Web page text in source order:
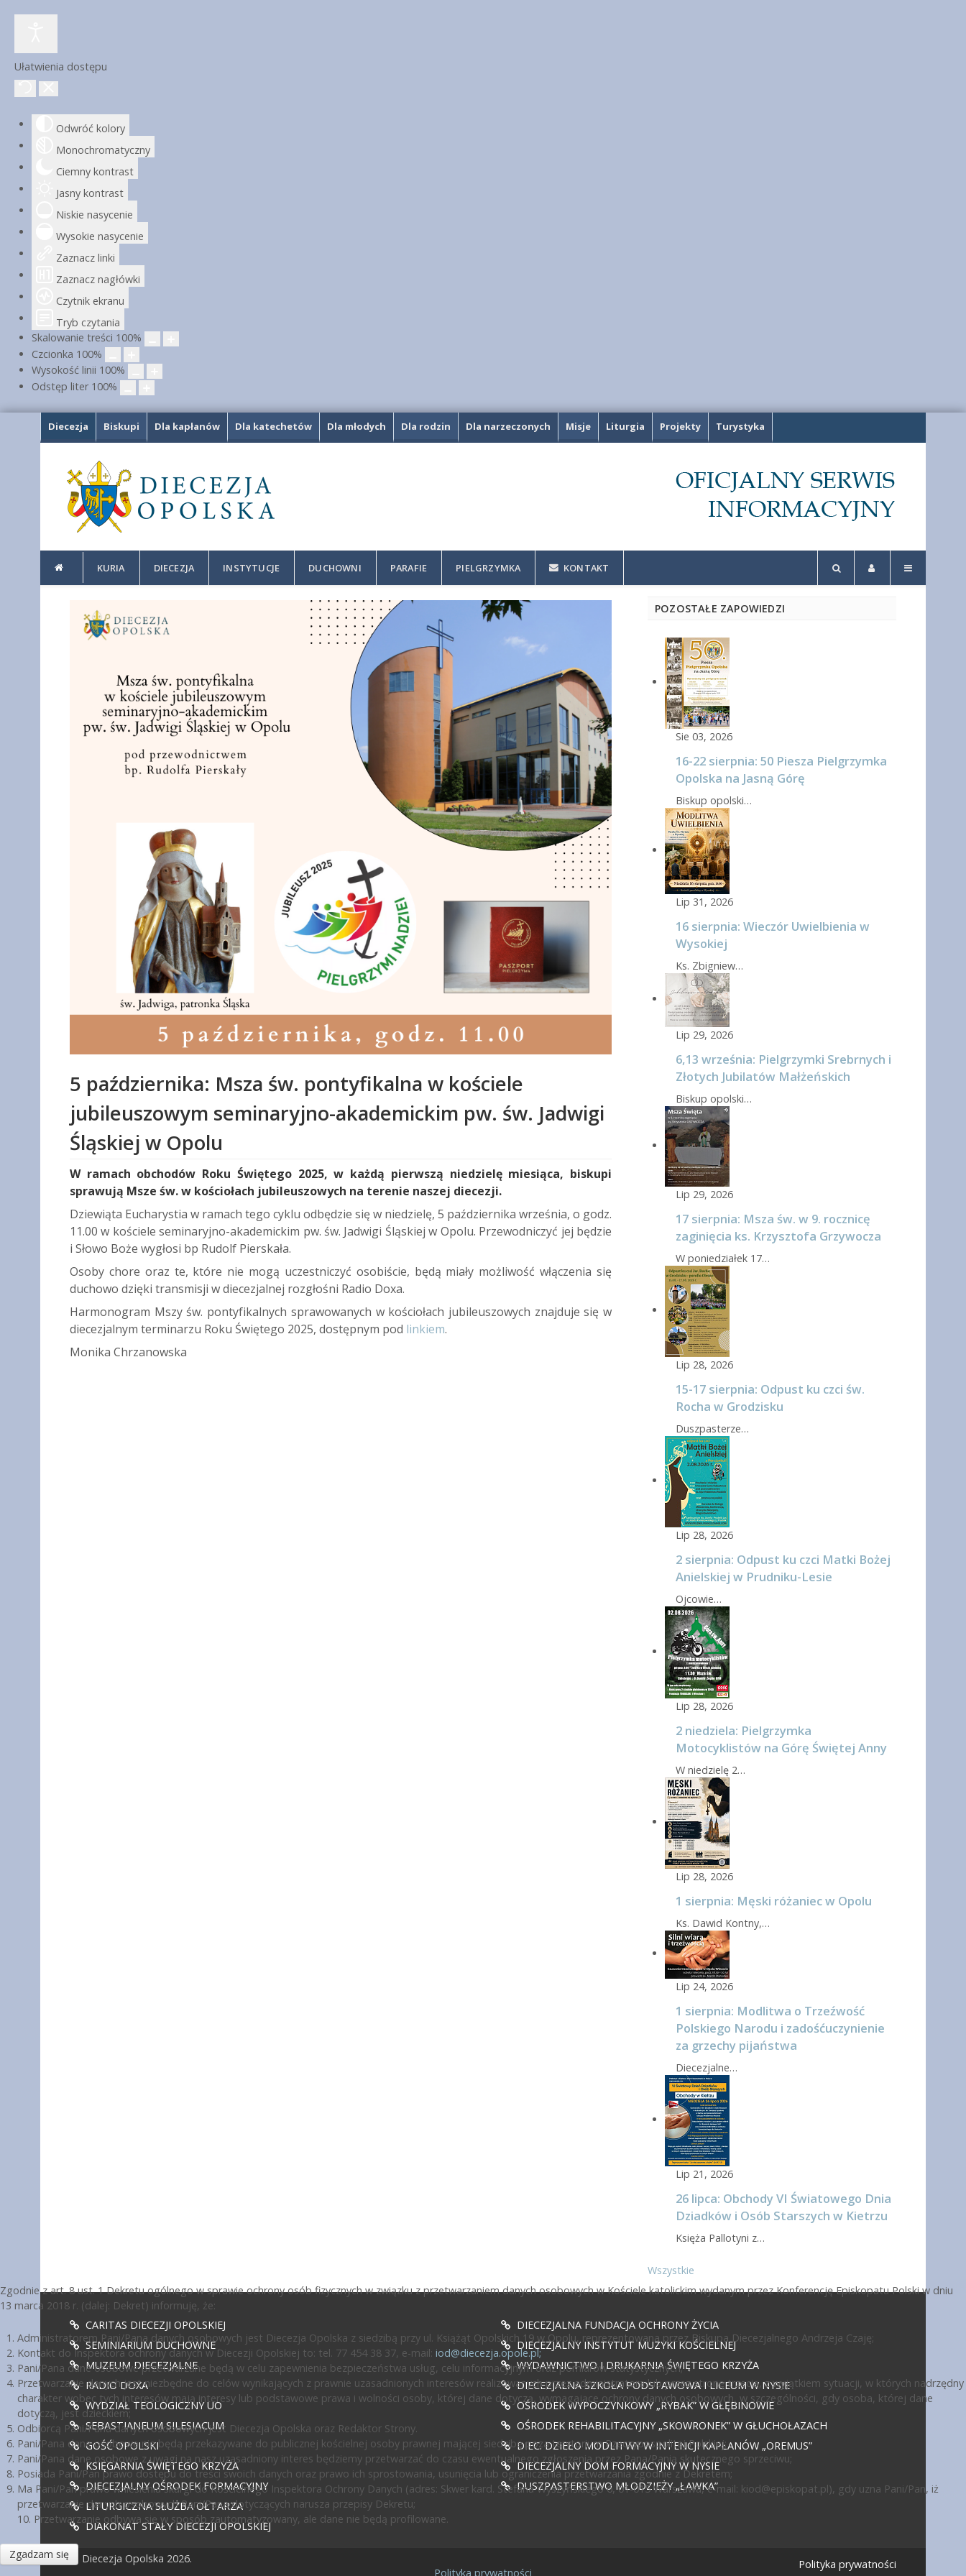
Ułatwienia dostępu
Odwróć kolory
Monochromatyczny
Ciemny kontrast
Jasny kontrast
Niskie nasycenie
Wysokie nasycenie
Zaznacz linki
Zaznacz nagłówki
Czytnik ekranu
Tryb czytania
Skalowanie treści 100%
Czcionka 100%
Wysokość linii 100%
Odstęp liter 100%
Diecezja Biskupi Dla kapłanów Dla katechetów Dla młodych Dla rodzin Dla narzeczonych Misje Liturgia Projekty Turystyka
KURIA DIECEZJA INSTYTUCJE DUCHOWNI PARAFIE PIELGRZYMKA KONTAKT
5 października: Msza św. pontyfikalna w kościele
jubileuszowym seminaryjno-akademickim pw. św. Jadwigi
Śląskiej w Opolu
W ramach obchodów Roku Świętego 2025, w każdą pierwszą niedzielę miesiąca, biskupi
sprawują Msze św. w kościołach jubileuszowych na terenie naszej diecezji.
Dziewiąta Eucharystia w ramach tego cyklu odbędzie się w niedzielę, 5 października września, o godz.
11.00 w kościele seminaryjno-akademickim pw. św. Jadwigi Śląskiej w Opolu. Przewodniczyć jej będzie
i Słowo Boże wygłosi bp Rudolf Pierskała.
Osoby chore oraz te, które nie mogą uczestniczyć osobiście, będą miały możliwość włączenia się
duchowo dzięki transmisji w diecezjalnej rozgłośni Radio Doxa.
Harmonogram Mszy św. pontyfikalnych sprawowanych w kościołach jubileuszowych znajduje się w
diecezjalnym terminarzu Roku Świętego 2025, dostępnym pod linkiem.
Monika Chrzanowska
POZOSTAŁE ZAPOWIEDZI
Sie 03, 2026
16-22 sierpnia: 50 Piesza Pielgrzymka
Opolska na Jasną Górę
Biskup opolski…
Lip 31, 2026
16 sierpnia: Wieczór Uwielbienia w
Wysokiej
Ks. Zbigniew…
Lip 29, 2026
6,13 września: Pielgrzymki Srebrnych i
Złotych Jubilatów Małżeńskich
Biskup opolski…
Lip 29, 2026
17 sierpnia: Msza św. w 9. rocznicę
zaginięcia ks. Krzysztofa Grzywocza
W poniedziałek 17…
Lip 28, 2026
15-17 sierpnia: Odpust ku czci św.
Rocha w Grodzisku
Duszpasterze…
Lip 28, 2026
2 sierpnia: Odpust ku czci Matki Bożej
Anielskiej w Prudniku-Lesie
Ojcowie…
Lip 28, 2026
2 niedziela: Pielgrzymka
Motocyklistów na Górę Świętej Anny
W niedzielę 2…
Lip 28, 2026
1 sierpnia: Męski różaniec w Opolu
Ks. Dawid Kontny,…
Lip 24, 2026
1 sierpnia: Modlitwa o Trzeźwość
Polskiego Narodu i zadośćuczynienie
za grzechy pijaństwa
Diecezjalne…
Lip 21, 2026
26 lipca: Obchody VI Światowego Dnia
Dziadków i Osób Starszych w Kietrzu
Księża Pallotyni z…
Wszystkie
CARITAS DIECEZJI OPOLSKIEJ
SEMINIARIUM DUCHOWNE
MUZEUM DIECEZJALNE
RADIO DOXA
WYDZIAŁ TEOLOGICZNY UO
SEBASTIANEUM SILESIACUM
GOŚĆ OPOLSKI
KSIĘGARNIA ŚWIĘTEGO KRZYŻA
DIECEZJALNY OŚRODEK FORMACYJNY
LITURGICZNA SŁUŻBA OŁTARZA
DIAKONAT STAŁY DIECEZJI OPOLSKIEJ
DIECEZJALNA FUNDACJA OCHRONY ŻYCIA
DIECEZJALNY INSTYTUT MUZYKI KOŚCIELNEJ
WYDAWNICTWO I DRUKARNIA ŚWIĘTEGO KRZYŻA
DIECEZJALNA SZKOŁA PODSTAWOWA I LICEUM W NYSIE
OŚRODEK WYPOCZYNKOWY „RYBAK” W GŁĘBINOWIE
OŚRODEK REHABILITACYJNY „SKOWRONEK” W GŁUCHOŁAZACH
DIEC. DZIEŁO MODLITWY W INTENCJI KAPŁANÓW „OREMUS”
DIECEZJALNY DOM FORMACYJNY W NYSIE
DUSZPASTERSTWO MŁODZIEŻY „ŁAWKA”
© Diecezja Opolska 2026. Polityka prywatności
Zgodnie z art. 8 ust. 1 Dekretu ogólnego w sprawie ochrony osób fizycznych w związku z przetwarzaniem danych osobowych w Kościele katolickim wydanym przez Konferencję Episkopatu Polski w dniu
13 marca 2018 r. (dalej: Dekret) informuję, że:
Administratorem Pani/Pana danych osobowych jest Diecezja Opolska z siedzibą przy ul. Książąt Opolskich 19 w Opolu, reprezentowana przez Biskupa Diecezjalnego Andrzeja Czaję;
Kontakt do Inspektora ochrony danych w Diecezji Opolskiej to: tel. 77 454 38 37, e-mail: iod@diecezja.opole.pl;
Pani/Pana dane osobowe przetwarzane będą w celu zapewnienia bezpieczeństwa usług, celu informacyjnym oraz pomiarów statystycznych;
Przetwarzanie danych jest niezbędne do celów wynikających z prawnie uzasadnionych interesów realizowanych przez administratora lub przez stronę trzecią, z wyjątkiem sytuacji, w których nadrzędny
charakter wobec tych interesów mają interesy lub podstawowe prawa i wolności osoby, której dane dotyczą, wymagające ochrony danych osobowych, w szczególności, gdy osoba, której dane
dotyczą, jest dzieckiem;
Odbiorcą Pani/Pana danych osobowych jest Diecezja Opolska oraz Redaktor Strony.
Pani/Pana dane osobowe nie będą przekazywane do publicznej kościelnej osoby prawnej mającej siedzibę poza terytorium Rzeczypospolitej Polskiej;
Pani/Pana dane osobowe z uwagi na nasz uzasadniony interes będziemy przetwarzać do czasu ewentualnego zgłoszenia przez Pana/Panią skutecznego sprzeciwu;
Posiada Pani/Pan prawo dostępu do treści swoich danych oraz prawo ich sprostowania, usunięcia lub ograniczenia przetwarzania zgodnie z Dekretem;
Ma Pani/Pan prawo wniesienia skargi do Kościelnego Inspektora Ochrony Danych (adres: Skwer kard. Stefana Wyszyńskiego 6, 01-015 Warszawa, e-mail: kiod@episkopat.pl), gdy uzna Pani/Pan, iż
przetwarzanie danych osobowych Pani/Pana dotyczących narusza przepisy Dekretu;
10. Przetwarzanie odbywa się w sposób zautomatyzowany, ale dane nie będą profilowane.
Zgadzam się
Polityka prywatności